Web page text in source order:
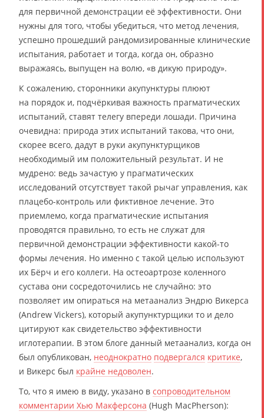
для первичной демонстрации её эффективности. Они
нужны для того, чтобы убедиться, что метод лечения,
успешно прошедший рандомизированные клинические
испытания, работает и тогда, когда он, образно
выражаясь, выпущен на волю, «в дикую природу».
К сожалению, сторонники акупунктуры плюют
на порядок и, подчёркивая важность прагматических
испытаний, ставят телегу впереди лошади. Причина
очевидна: природа этих испытаний такова, что они,
скорее всего, дадут в руки акупунктурщиков
необходимый им положительный результат. И не
мудрено: ведь зачастую у прагматических
исследований отсутствует такой рычаг управления, как
плацебо-контроль или фиктивное лечение. Это
приемлемо, когда прагматические испытания
проводятся правильно, то есть не служат для
первичной демонстрации эффективности какой-то
формы лечения. Но именно с такой целью используют
их Бёрч и его коллеги. На остеоартрозе коленного
сустава они сосредоточились не случайно: это
позволяет им опираться на метаанализ Эндрю Викерса
(Andrew Vickers), который акупунктурщики то и дело
цитируют как свидетельство эффективности
иглотерапии. В этом блоге данный метаанализ, когда он
был опубликован, неоднократно подвергался критике,
и Викерс был крайне недоволен.
То, что я имею в виду, указано в сопроводительном
комментарии Хью Макферсона (Hugh MacPherson):